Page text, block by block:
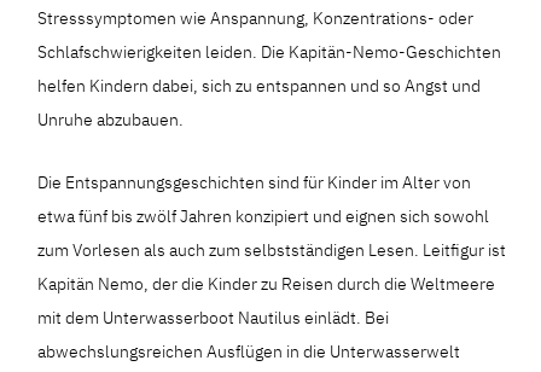
Stresssymptomen wie Anspannung, Konzentrations- oder
Schlafschwierigkeiten leiden. Die Kapitän-Nemo-Geschichten
helfen Kindern dabei, sich zu entspannen und so Angst und
Unruhe abzubauen.
Die Entspannungsgeschichten sind für Kinder im Alter von
etwa fünf bis zwölf Jahren konzipiert und eignen sich sowohl
zum Vorlesen als auch zum selbstständigen Lesen. Leitfigur ist
Kapitän Nemo, der die Kinder zu Reisen durch die Weltmeere
mit dem Unterwasserboot Nautilus einlädt. Bei
abwechslungsreichen Ausflügen in die Unterwasserwelt